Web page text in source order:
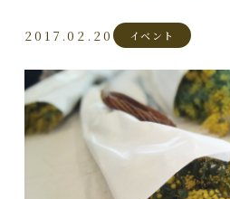
2017.02.20 イベント